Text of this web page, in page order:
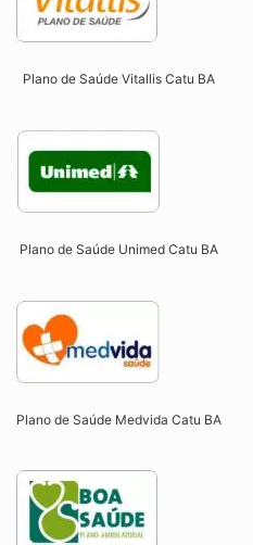
Plano de Saúde Vitallis Catu BA
Plano de Saúde Unimed Catu BA
Plano de Saúde Medvida Catu BA